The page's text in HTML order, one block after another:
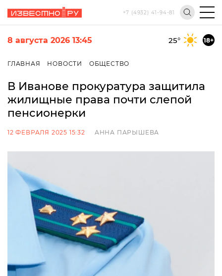
+7 (4932) 41-94-81
8 августа 2026 13:45 25° 18+
ГЛАВНАЯ НОВОСТИ ОБЩЕСТВО
В Иванове прокуратура защитила
жилищные права почти слепой
пенсионерки
12 ФЕВРАЛЯ 2025 15:32 АННА ПАРЫШЕВА